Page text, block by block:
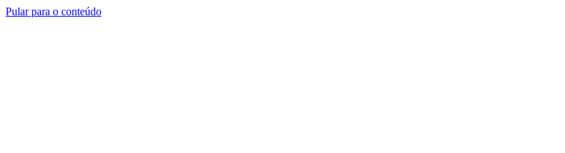
Pular para o conteúdo